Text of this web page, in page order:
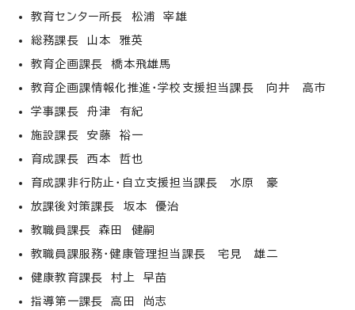
教育センター所長 松浦 宰雄
総務課長 山本 雅英
教育企画課長 橋本飛雄馬
教育企画課情報化推進・学校支援担当課長 向井 高市
学事課長 舟津 有紀
施設課長 安藤 裕一
育成課長 西本 哲也
育成課非行防止・自立支援担当課長 水原 豪
放課後対策課長 坂本 優治
教職員課長 森田 健嗣
教職員課服務・健康管理担当課長 宅見 雄二
健康教育課長 村上 早苗
指導第一課長 高田 尚志